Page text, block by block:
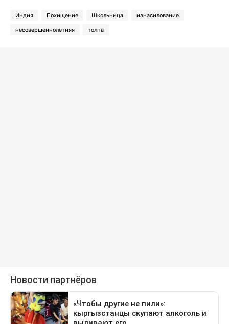
Индия Похищение Школьница изнасилование
несовершеннолетняя толпа